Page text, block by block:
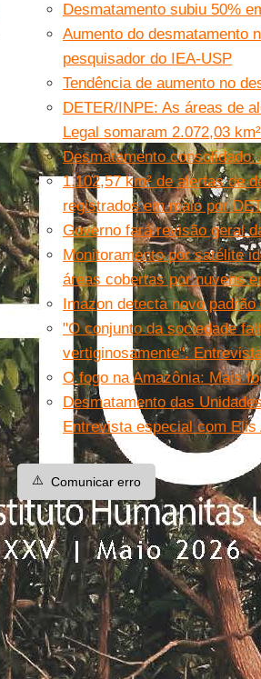
Desmatamento subiu 50%
Aumento do desmatamento
pesquisador do IEA-USP
Tendência de aumento no
DETER/INPE: As áreas de
Legal somaram 2.072,03
Desmatamento consolidado:
1.102,57 km² de alertas de
registrados em maio por
Governo fará revisão geral
Monitoramento por satélite
áreas cobertas por nuvens
Imazon detecta novo
"O conjunto da sociedade
vertiginosamente".
O fogo na Amazônia: Mais
Desmatamento das
Entrevista especial com Elis
⚠️ Comunicar erro